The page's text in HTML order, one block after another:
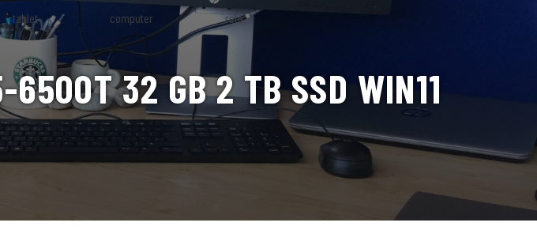
tablet computer rete
32 GB 2 TB SSD WIN11